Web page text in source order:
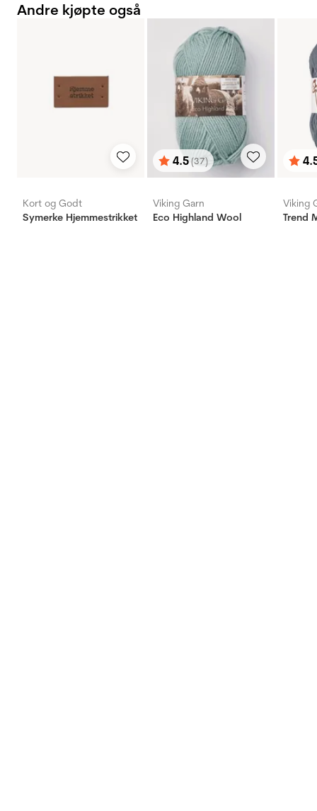
Andre kjøpte også
Kort og Godt
Symerke Hjemmestrikket
Karakter:
4.5(37)
av 5 mulige
Viking Garn
Eco Highland Wool
av 5
Viking
Trend